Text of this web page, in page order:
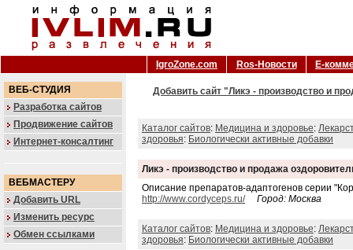
IgroZone.com Ros-Новости Е-
ВЕБ-СТУДИЯ
Разработка сайтов
Продвижение сайтов
Интернет-консалтинг
ВЕБМАСТЕРУ
Добавить URL
Изменить ресурс
Обмен ссылками
Добавить сайт "Ликэ - производство и
Каталог сайтов: Медицина и здоровье:
здоровья: Биологически активные добавки
Ликэ - производство и продажа
Описание препаратов-адаптогенов серии
http://www.cordyceps.ru/
Город: Москва
Каталог сайтов: Медицина и здоровье:
здоровья: Биологически активные добавки